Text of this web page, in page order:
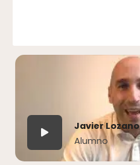
Javier Lozano
Alumno